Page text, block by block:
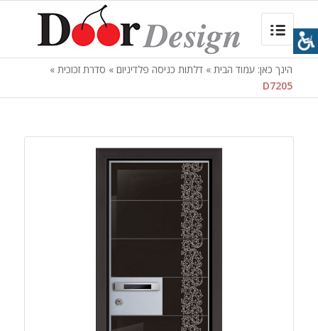
הינך כאן: עמוד הבית» דלתות כניסה פלדיניום» סדרת זכוכית»
D7205